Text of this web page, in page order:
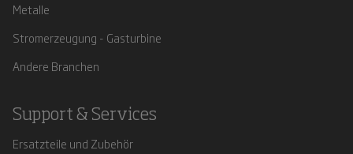
Metalle
Stromerzeugung - Gasturbine
Andere Branchen
Support & Services
Ersatzteile und Zubehör